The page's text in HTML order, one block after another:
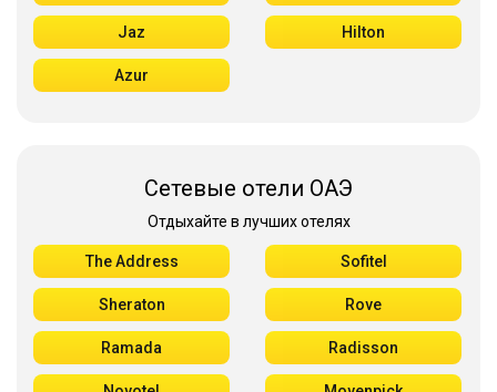
Jaz Hilton
Azur
Сетевые отели ОАЭ
Отдыхайте в лучших отелях
The Address Sofitel
Sheraton Rove
Ramada Radisson